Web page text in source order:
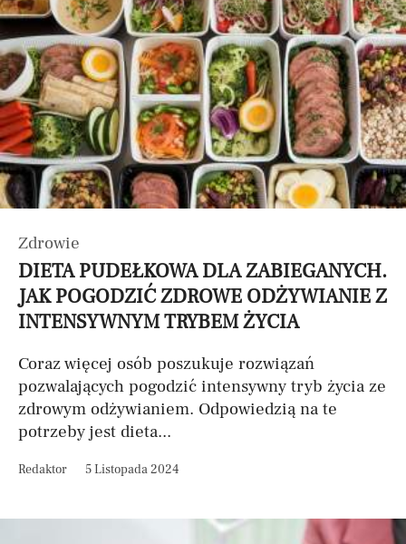
Zdrowie
DIETA PUDEŁKOWA DLA ZABIEGANYCH.
JAK POGODZIĆ ZDROWE ODŻYWIANIE Z
INTENSYWNYM TRYBEM ŻYCIA
Coraz więcej osób poszukuje rozwiązań
pozwalających pogodzić intensywny tryb życia ze
zdrowym odżywianiem. Odpowiedzią na te
potrzeby jest dieta...
Redaktor 5 Listopada 2024